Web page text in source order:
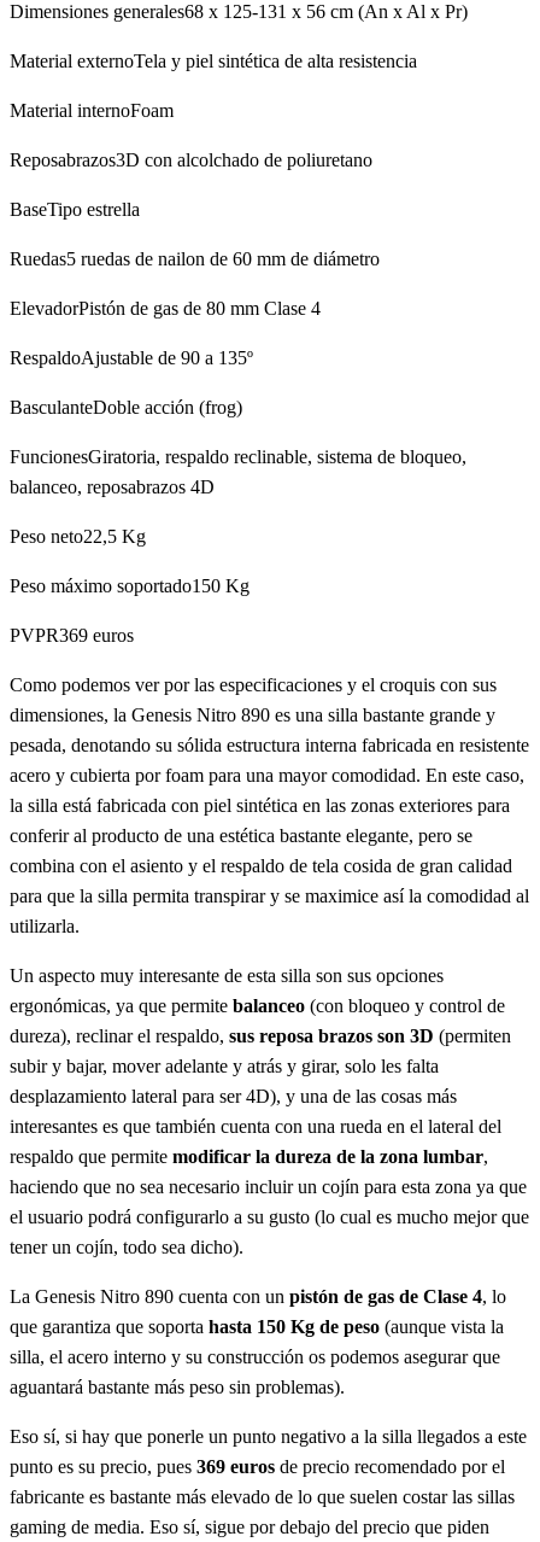
Dimensiones generales68 x 125-131 x 56 cm (An x Al x Pr)
Material externoTela y piel sintética de alta resistencia
Material internoFoam
Reposabrazos3D con alcolchado de poliuretano
BaseTipo estrella
Ruedas5 ruedas de nailon de 60 mm de diámetro
ElevadorPistón de gas de 80 mm Clase 4
RespaldoAjustable de 90 a 135º
BasculanteDoble acción (frog)
FuncionesGiratoria, respaldo reclinable, sistema de bloqueo,
balanceo, reposabrazos 4D
Peso neto22,5 Kg
Peso máximo soportado150 Kg
PVPR369 euros
Como podemos ver por las especificaciones y el croquis con sus
dimensiones, la Genesis Nitro 890 es una silla bastante grande y
pesada, denotando su sólida estructura interna fabricada en resistente
acero y cubierta por foam para una mayor comodidad. En este caso,
la silla está fabricada con piel sintética en las zonas exteriores para
conferir al producto de una estética bastante elegante, pero se
combina con el asiento y el respaldo de tela cosida de gran calidad
para que la silla permita transpirar y se maximice así la comodidad al
utilizarla.
Un aspecto muy interesante de esta silla son sus opciones
ergonómicas, ya que permite balanceo (con bloqueo y control de
dureza), reclinar el respaldo, sus reposa brazos son 3D (permiten
subir y bajar, mover adelante y atrás y girar, solo les falta
desplazamiento lateral para ser 4D), y una de las cosas más
interesantes es que también cuenta con una rueda en el lateral del
respaldo que permite modificar la dureza de la zona lumbar,
haciendo que no sea necesario incluir un cojín para esta zona ya que
el usuario podrá configurarlo a su gusto (lo cual es mucho mejor que
tener un cojín, todo sea dicho).
La Genesis Nitro 890 cuenta con un pistón de gas de Clase 4, lo
que garantiza que soporta hasta 150 Kg de peso (aunque vista la
silla, el acero interno y su construcción os podemos asegurar que
aguantará bastante más peso sin problemas).
Eso sí, si hay que ponerle un punto negativo a la silla llegados a este
punto es su precio, pues 369 euros de precio recomendado por el
fabricante es bastante más elevado de lo que suelen costar las sillas
gaming de media. Eso sí, sigue por debajo del precio que piden